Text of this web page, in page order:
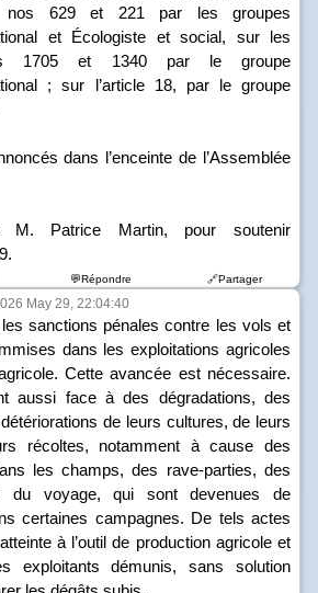
nos 629 et 221 par les groupes
et Écologiste et social, sur les
1705 et 1340 par le groupe
; sur l’article 18, par le groupe
dans l’enceinte de l’Assemblée
Patrice Martin, pour soutenir
💬Répondre 🔗Partager
May 29, 22:04:40
les sanctions pénales contre les vols et
dans les exploitations agricoles
Cette avancée est nécessaire.
aussi face à des dégradations, des
de leurs cultures, de leurs
récoltes, notamment à cause des
les champs, des rave-parties, des
du voyage, qui sont devenues de
certaines campagnes. De tels actes
à l’outil de production agricole et
exploitants démunis, sans solution